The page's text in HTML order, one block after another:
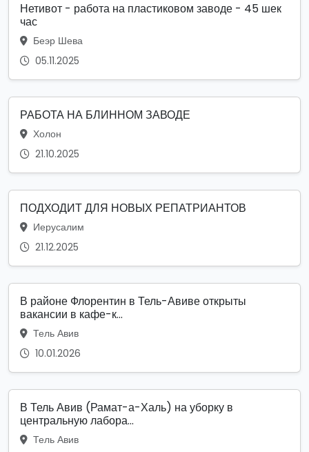
Нетивот - работа на пластиковом заводе - 45 шек
час
Беэр Шева
05.11.2025
РАБОТА НА БЛИННОМ ЗАВОДЕ
Холон
21.10.2025
ПОДХОДИТ ДЛЯ НОВЫХ РЕПАТРИАНТОВ
Иерусалим
21.12.2025
В районе Флорентин в Тель-Авиве открыты
вакансии в кафе-к...
Тель Авив
10.01.2026
В Тель Авив (Рамат-а-Халь) на уборку в
центральную лабора...
Тель Авив